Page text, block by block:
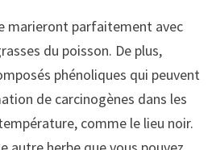
marieront parfaitement avec
du poisson. De plus,
phénoliques qui peuvent
de carcinogènes dans les
comme le lieu noir.